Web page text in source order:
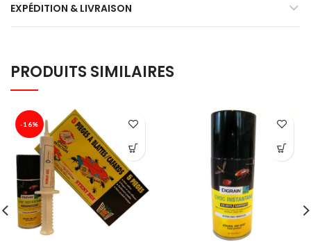
EXPÉDITION & LIVRAISON
PRODUITS SIMILAIRES
-16%